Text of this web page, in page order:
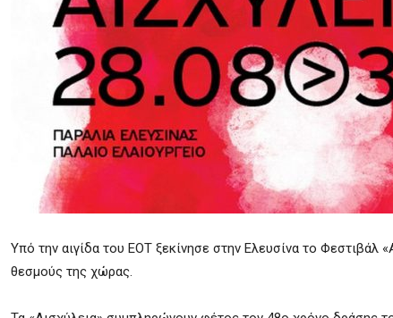
Υπό την αιγίδα του ΕΟΤ ξεκίνησε στην Ελευσίνα το Φεστιβάλ
θεσμούς της χώρας.